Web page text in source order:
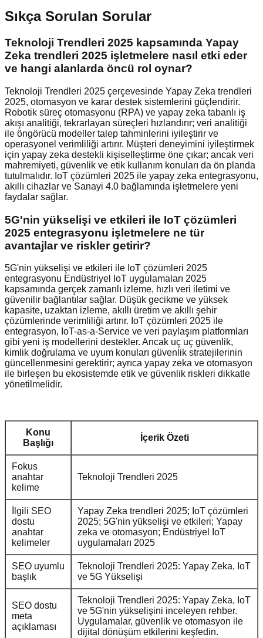
Sıkça Sorulan Sorular
Teknoloji Trendleri 2025 kapsamında Yapay
Zeka trendleri 2025 işletmelere nasıl etki eder
ve hangi alanlarda öncü rol oynar?
Teknoloji Trendleri 2025 çerçevesinde Yapay Zeka trendleri
2025, otomasyon ve karar destek sistemlerini güçlendirir.
Robotik süreç otomasyonu (RPA) ve yapay zeka tabanlı iş
akışı analitiği, tekrarlayan süreçleri hızlandırır; veri analitiği
ile öngörücü modeller talep tahminlerini iyileştirir ve
operasyonel verimliliği artırır. Müşteri deneyimini iyileştirmek
için yapay zeka destekli kişiselleştirme öne çıkar; ancak veri
mahremiyeti, güvenlik ve etik kullanım konuları da ön planda
tutulmalıdır. IoT çözümleri 2025 ile yapay zeka entegrasyonu,
akıllı cihazlar ve Sanayi 4.0 bağlamında işletmelere yeni
faydalar sağlar.
5G'nin yükselişi ve etkileri ile IoT çözümleri
2025 entegrasyonu işletmelere ne tür
avantajlar ve riskler getirir?
5G'nin yükselişi ve etkileri ile IoT çözümleri 2025
entegrasyonu Endüstriyel IoT uygulamaları 2025
kapsamında gerçek zamanlı izleme, hızlı veri iletimi ve
güvenilir bağlantılar sağlar. Düşük gecikme ve yüksek
kapasite, uzaktan izleme, akıllı üretim ve akıllı şehir
çözümlerinde verimliliği artırır. IoT çözümleri 2025 ile
entegrasyon, IoT-as-a-Service ve veri paylaşım platformları
gibi yeni iş modellerini destekler. Ancak uç uç güvenlik,
kimlik doğrulama ve uyum konuları güvenlik stratejilerinin
güncellenmesini gerektirir; ayrıca yapay zeka ve otomasyon
ile birleşen bu ekosistemde etik ve güvenlik riskleri dikkatle
yönetilmelidir.
Konu
Başlığı
İçerik Özeti
Fokus
anahtar
kelime
Teknoloji Trendleri 2025
İlgili SEO
dostu
anahtar
kelimeler
Yapay Zeka trendleri 2025; IoT çözümleri
2025; 5G'nin yükselişi ve etkileri; Yapay
zeka ve otomasyon; Endüstriyel IoT
uygulamaları 2025
SEO uyumlu
başlık
Teknoloji Trendleri 2025: Yapay Zeka, IoT
ve 5G Yükselişi
SEO dostu
meta
açıklaması
Teknoloji Trendleri 2025: Yapay Zeka, IoT
ve 5G'nin yükselişini inceleyen rehber.
Uygulamalar, güvenlik ve otomasyon ile
dijital dönüşüm etkilerini keşfedin.